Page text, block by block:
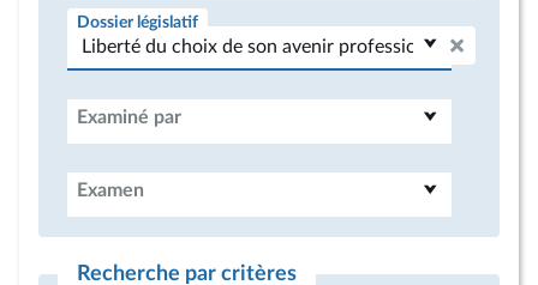
Dossier législatif
Examiné par
Examen
Recherche par critères